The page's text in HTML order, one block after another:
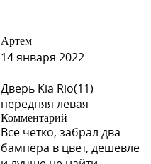
Артем
14 января 2022
Дверь Kia Rio(11)
передняя левая
Комментарий
Всё чётко, забрал два
бампера в цвет, дешевле